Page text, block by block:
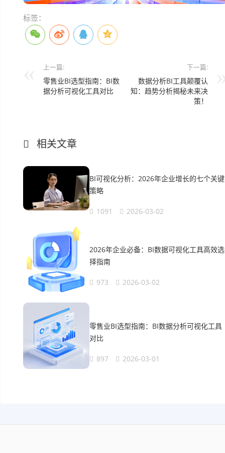
标签：
上一篇:
零售业BI选型指南：BI数
据分析可视化工具对比
下一篇:
数据分析BI工具颠覆认
知：趋势分析揭秘未来决
策！
相关文章
BI可视化分析：2026年企业增长的七个关键
策略
1091 2026-03-02
2026年企业必备：BI数据可视化工具高效选
择指南
973 2026-03-02
零售业BI选型指南：BI数据分析可视化工具
对比
897 2026-03-01